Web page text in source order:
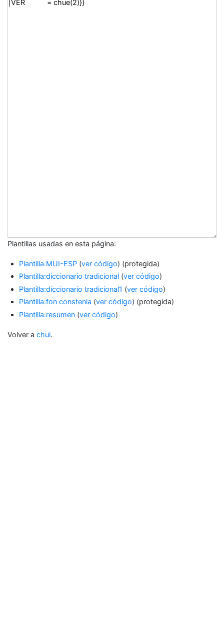
Plantillas usadas en esta página:
Plantilla:MUI-ESP (ver código) (protegida)
Plantilla:diccionario tradicional (ver código)
Plantilla:diccionario tradicional1 (ver código)
Plantilla:fon constenla (ver código) (protegida)
Plantilla:resumen (ver código)
Volver a chui.